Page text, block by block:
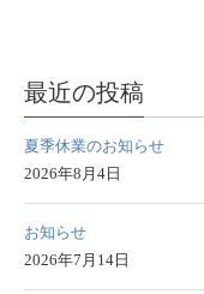
最近の投稿
夏季休業のお知らせ
2026年8月4日
お知らせ
2026年7月14日